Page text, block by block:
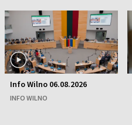
Info Wilno 06.08.2026
INFO WILNO